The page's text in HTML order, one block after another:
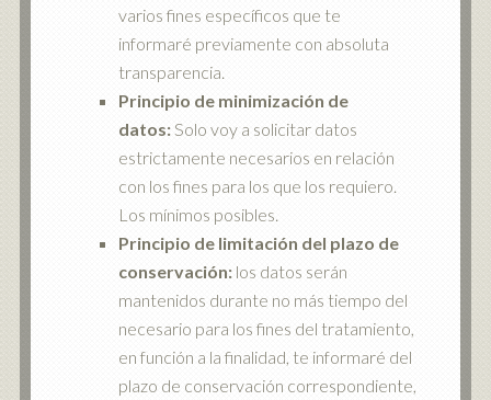
varios fines específicos que te
informaré previamente con absoluta
transparencia.
Principio de minimización de
datos:Solo voy a solicitar datos
estrictamente necesarios en relación
con los fines para los que los requiero.
Los mínimos posibles.
Principio de limitación del plazo de
conservación:los datos serán
mantenidos durante no más tiempo del
necesario para los fines del tratamiento,
en función a la finalidad, te informaré del
plazo de conservación correspondiente,